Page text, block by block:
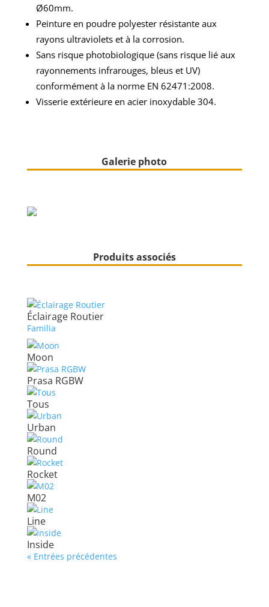
Ø60mm.
Peinture en poudre polyester résistante aux
rayons ultraviolets et à la corrosion.
Sans risque photobiologique (sans risque lié aux
rayonnements infrarouges, bleus et UV)
conformément à la norme EN 62471:2008.
Visserie extérieure en acier inoxydable 304.
Galerie photo
Produits associés
Éclairage Routier
Familia
Moon
Prasa RGBW
Tous
Urban
Round
Rocket
M02
Line
Inside
« Entrées précédentes